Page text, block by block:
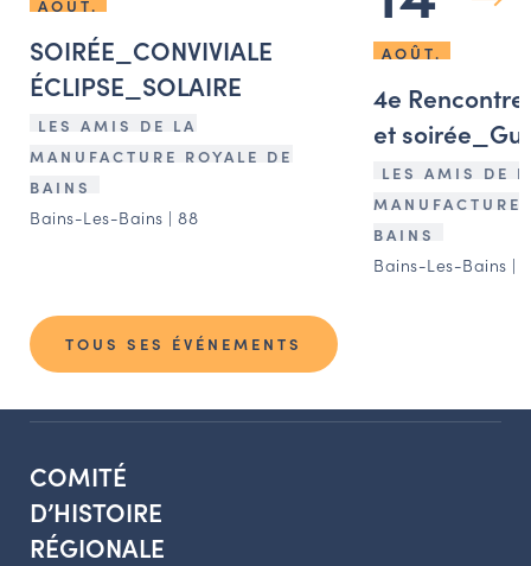
AOÛT.
SOIRÉE_CONVIVIALE
ÉCLIPSE_SOLAIRE
LES AMIS DE LA
MANUFACTURE ROYALE DE
BAINS
Bains-Les-Bains | 88
AOÛT.
4e
et
LES AMIS DE
MANUFACTURE
BAINS
Bains-Les-Bains |
TOUS SES ÉVÉNEMENTS
COMITÉ
D’HISTOIRE
RÉGIONALE